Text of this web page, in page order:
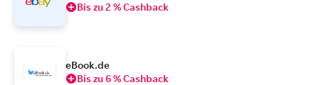
Bis zu 2 % Cashback
eBook.de
Bis zu 6 % Cashback